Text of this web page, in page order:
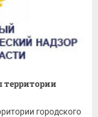
территории
городского